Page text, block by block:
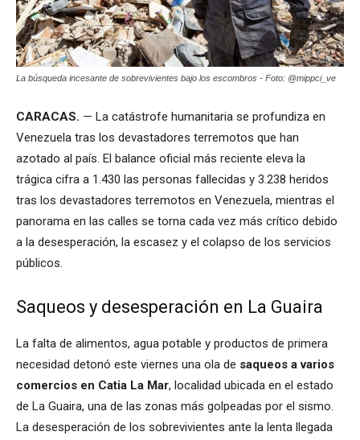
La búsqueda incesante de sobrevivientes bajo los escombros - Foto: @mippci_ve
CARACAS. — La catástrofe humanitaria se profundiza en
Venezuela tras los devastadores terremotos que han
azotado al país. El balance oficial más reciente eleva la
trágica cifra a 1.430 las personas fallecidas y 3.238 heridos
tras los devastadores terremotos en Venezuela, mientras el
panorama en las calles se torna cada vez más crítico debido
a la desesperación, la escasez y el colapso de los servicios
públicos.
Saqueos y desesperación en La Guaira
La falta de alimentos, agua potable y productos de primera
necesidad detonó este viernes una ola de saqueos a varios
comercios en Catia La Mar, localidad ubicada en el estado
de La Guaira, una de las zonas más golpeadas por el sismo.
La desesperación de los sobrevivientes ante la lenta llegada